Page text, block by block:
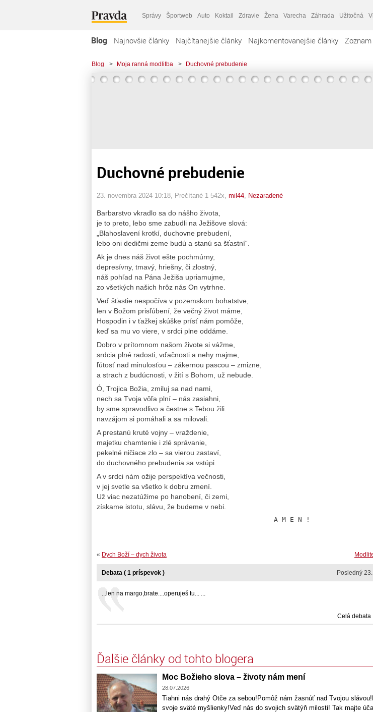
Správy Športweb Auto Koktail Zdravie Žena Varecha Záhrada Užitočná
Blog Najnovšie články Najčítanejšie články Najkomentovanejšie články
Blog > Moja ranná modlitba > Duchovné prebudenie
Duchovné prebudenie
23. novembra 2024 10:18 , Prečítané 1 542x, mil44 Nezaradené
Barbarstvo vkradlo sa do nášho života,
je to preto, lebo sme zabudli na Ježišove slová:
„Blahoslavení krotkí, duchovne prebudení,
lebo oni dedičmi zeme budú a stanú sa šťastní“.
Ak je dnes náš život ešte pochmúrny,
depresívny, tmavý, hriešny, či zlostný,
náš pohľad na Pána Ježiša upriamujme,
zo všetkých našich hrôz nás On vytrhne.
Veď šťastie nespočíva v pozemskom bohatstve,
len v Božom prisľúbení, že večný život máme,
Hospodin i v ťažkej skúške prísť nám pomôže,
keď sa mu vo viere, v srdci plne oddáme.
Dobro v prítomnom našom živote si vážme,
srdcia plné radosti, vďačnosti a nehy majme,
ľútosť nad minulosťou – zákernou pascou – zmizne,
a strach z budúcnosti, v žití s Bohom, už nebude.
Ó, Trojica Božia, zmiluj sa nad nami,
nech sa Tvoja vôľa plní – nás zasiahni,
by sme spravodlivo a čestne s Tebou žili.
navzájom si pomáhali a sa milovali.
A prestanú kruté vojny – vraždenie,
majetku chamtenie i zlé správanie,
pekelné ničiace zlo – sa vierou zastaví,
do duchovného prebudenia sa vstúpi.
A v srdci nám ožije perspektíva večnosti,
v jej svetle sa všetko k dobru zmení.
Už viac nezatúžime po hanobení, či zemi,
získame istotu, slávu, že budeme v nebi.
                                            A M E N !
« Dych Boží – dych života
Posledný
Debata ( 1 príspevok )
...len na margo,brate....operuješ tu... ...
Celá debata
Ďalšie články od tohto blogera
Moc Božieho slova – životy nám mení
28.07.2026
Tiahni nás drahý Otče za sebou!Pomôž nám žasnúť nad Tvojou
svoje sväté myšlienky!Veď nás do svojich svätýň milosti! Tak majte